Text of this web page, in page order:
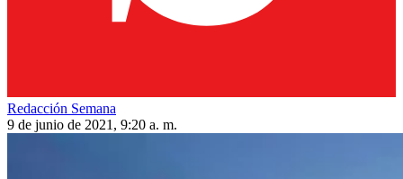
Redacción Semana
9 de junio de 2021, 9:20 a. m.